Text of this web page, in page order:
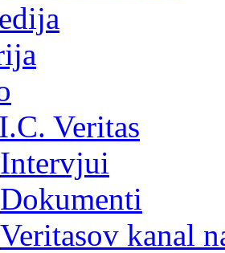
Veritas
Intervjui
Dokumenti
Veritasov kanal